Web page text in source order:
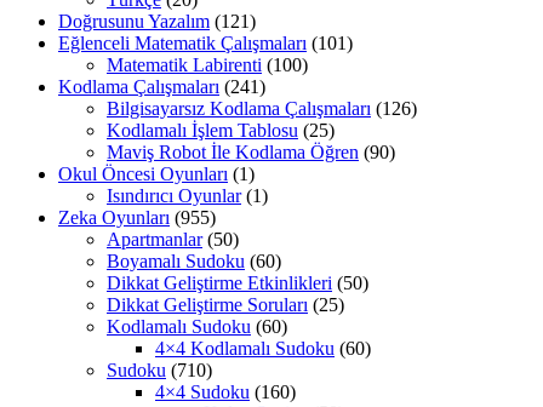
Doğrusunu Yazalım (121)
Eğlenceli Matematik Çalışmaları (101)
Matematik Labirenti (100)
Kodlama Çalışmaları (241)
Bilgisayarsız Kodlama Çalışmaları (126)
Kodlamalı İşlem Tablosu (25)
Maviş Robot İle Kodlama Öğren (90)
Okul Öncesi Oyunları (1)
Isındırıcı Oyunlar(1)
Zeka Oyunları (955)
Apartmanlar(50)
Boyamalı Sudoku (60)
Dikkat Geliştirme Etkinlikleri (50)
Dikkat Geliştirme Soruları (25)
Kodlamalı Sudoku (60)
4×4 Kodlamalı Sudoku (60)
Sudoku (710)
4×4 Sudoku (160)